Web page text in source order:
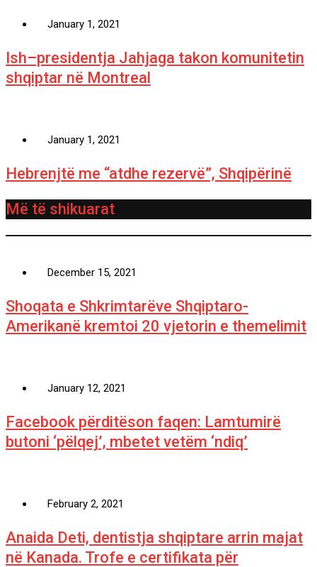
January 1, 2021
Ish–presidentja Jahjaga takon komunitetin
shqiptar në Montreal
January 1, 2021
Hebrenjtë me “atdhe rezervë”, Shqipërinë
Më të shikuarat
December 15, 2021
Shoqata e Shkrimtarëve Shqiptaro-
Amerikanë kremtoi 20 vjetorin e themelimit
January 12, 2021
Facebook përditëson faqen: Lamtumirë
butoni ‘pëlqej’, mbetet vetëm ‘ndiq’
February 2, 2021
Anaida Deti, dentistja shqiptare arrin majat
në Kanada. Trofe e certifikata për